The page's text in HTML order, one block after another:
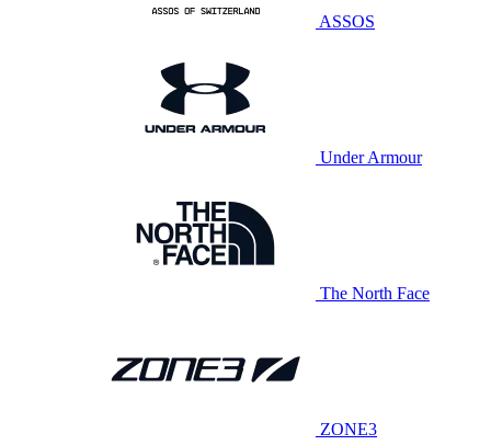
ASSOS
Under Armour
The North Face
ZONE3